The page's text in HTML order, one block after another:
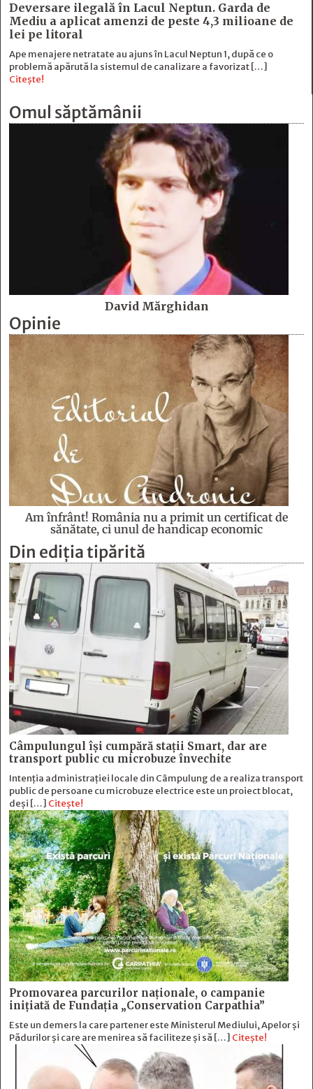
Deversare ilegală în Lacul Neptun. Garda de
Mediu a aplicat amenzi de peste 4,3 milioane de
lei pe litoral
Ape menajere netratate au ajuns în Lacul Neptun 1, după ce o
problemă apărută la sistemul de canalizare a favorizat […]
Citește!
Omul săptămânii
David Mărghidan
Opinie
Am înfrânt! România nu a primit un certificat de
sănătate, ci unul de handicap economic
Din ediția tipărită
Câmpulungul îşi cumpără staţii Smart, dar are
transport public cu microbuze învechite
Intenția administrației locale din Câmpulung de a realiza transport
public de persoane cu microbuze electrice este un proiect blocat,
deși […] Citește!
Promovarea parcurilor naționale, o campanie
inițiată de Fundația „Conservation Carpathia”
Este un demers la care partener este Ministerul Mediului, Apelor și
Pădurilor și care are menirea să faciliteze și să […] Citește!